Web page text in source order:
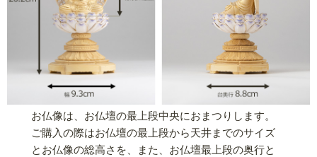
お仏像は、お仏壇の最上段中央におまつりします。
ご購入の際はお仏壇の最上段から天井までのサイズ
とお仏像の総高さを、また、お仏壇最上段の奥行と